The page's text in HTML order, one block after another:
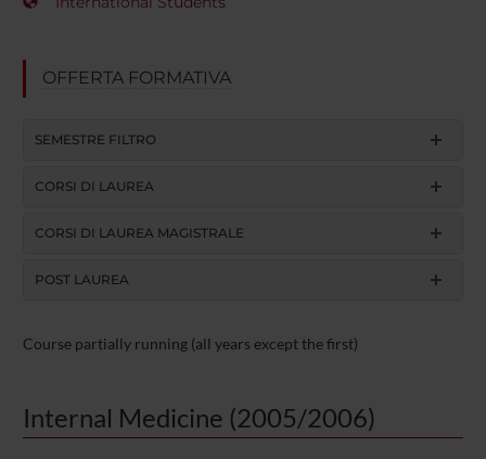
OFFERTA FORMATIVA
SEMESTRE FILTRO
CORSI DI LAUREA
CORSI DI LAUREA MAGISTRALE
POST LAUREA
Course partially running (all years except the first)
Internal Medicine (2005/2006)